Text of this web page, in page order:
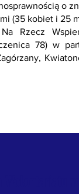
o
(35 kobiet i 25
Rzecz
78) w